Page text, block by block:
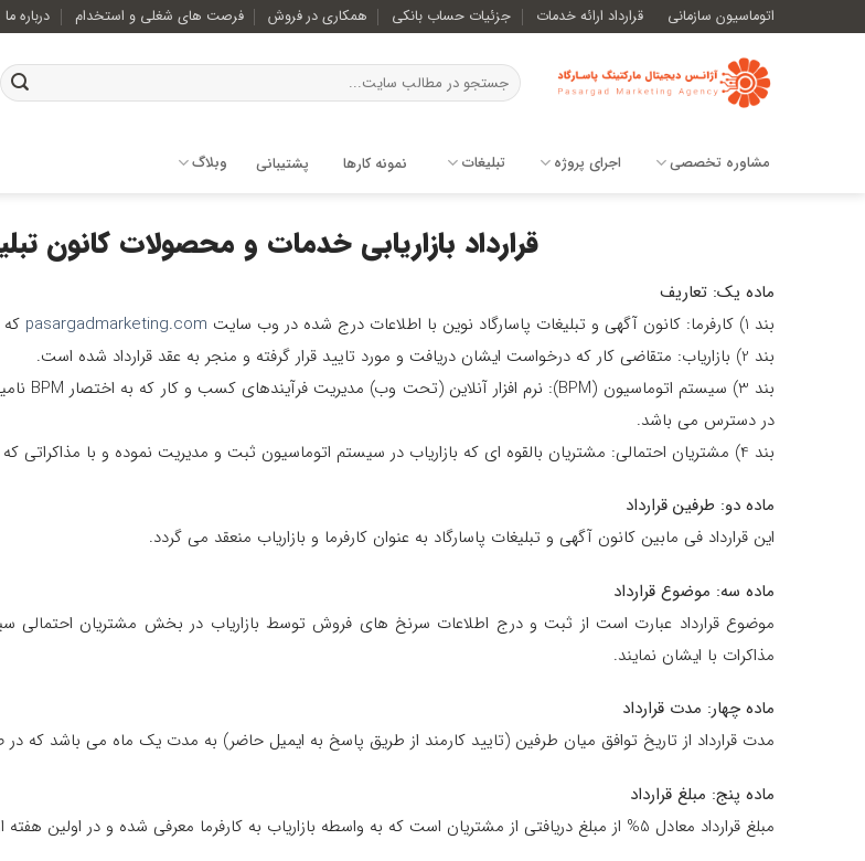
to
اتوماسیون سازمانی قرارداد ارائه خدمات جزئیات حساب بانکی همکاری در فروش فرصت های شغلی و استخدام درباره ما
مشاوره تخصصی اجرای پروژه تبلیغات نمونه کارها پشتیبانی وبلاگ
قرارداد بازاریابی خدمات و محصولات کانون
ماده یک: تعاریف
بند 1) کارفرما: کانون آگهی و تبلیغات پاسارگاد نوین با اطلاعات درج شده در وب سایت
pasargadmarketing.com
بند 2) بازاریاب: متقاضی کار که درخواست ایشان دریافت و مورد تایید قرار گرفته و منجر به عقد قرارداد شده است.
بند 3) سیستم اتوماسیون (BPM): نرم افزار آنلاین (تحت وب) مدیریت فرآیندهای کسب و کار که به اختصار BPM نامیده می شود و بر روی اینترنت همواره از آدرس
در دسترس می باشد.
بند 4) مشتریان احتمالی: مشتریان بالقوه ای که بازاریاب در سیستم اتوماسیون ثبت و مدیریت نموده و با مذاکراتی که با ایشان انجام می دهد به مشتریان بالفعل کارفرما تبدیل می شوند.
ماده دو: طرفین قرارداد
این قرارداد فی مابین کانون آگهی و تبلیغات پاسارگاد به عنوان کارفرما و بازاریاب منعقد می گردد.
ماده سه: موضوع قرارداد
مذاکرات با ایشان نمایند.
ماده چهار: مدت قرارداد
مدت قرارداد از تاریخ توافق میان طرفین (تایید کارمند از طریق پاسخ به ایمیل حاضر) به مدت یک ماه می باشد که
ماده پنج: مبلغ قرارداد
مبلغ قرارداد معادل 5% از مبلغ دریافتی از مشتریان است که به واسطه بازاریاب به کارفرما معرفی شده و در اولین هفته از هر ماه، محاسبه و توسط کارفرما به حساب بانکی بازاریاب واریز می گردد.